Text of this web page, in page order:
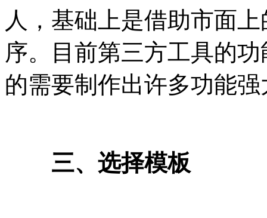
人，基础上是借助市面
序。目前第三方工具的
的需要制作出许多功能
三、选择模板